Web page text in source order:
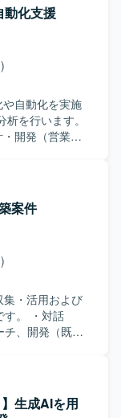
動化支援
や自動化を実施
を行います。
開発（営業支
案件
集・活用および
す。 ・対話
、開発（既存
生成AIを用